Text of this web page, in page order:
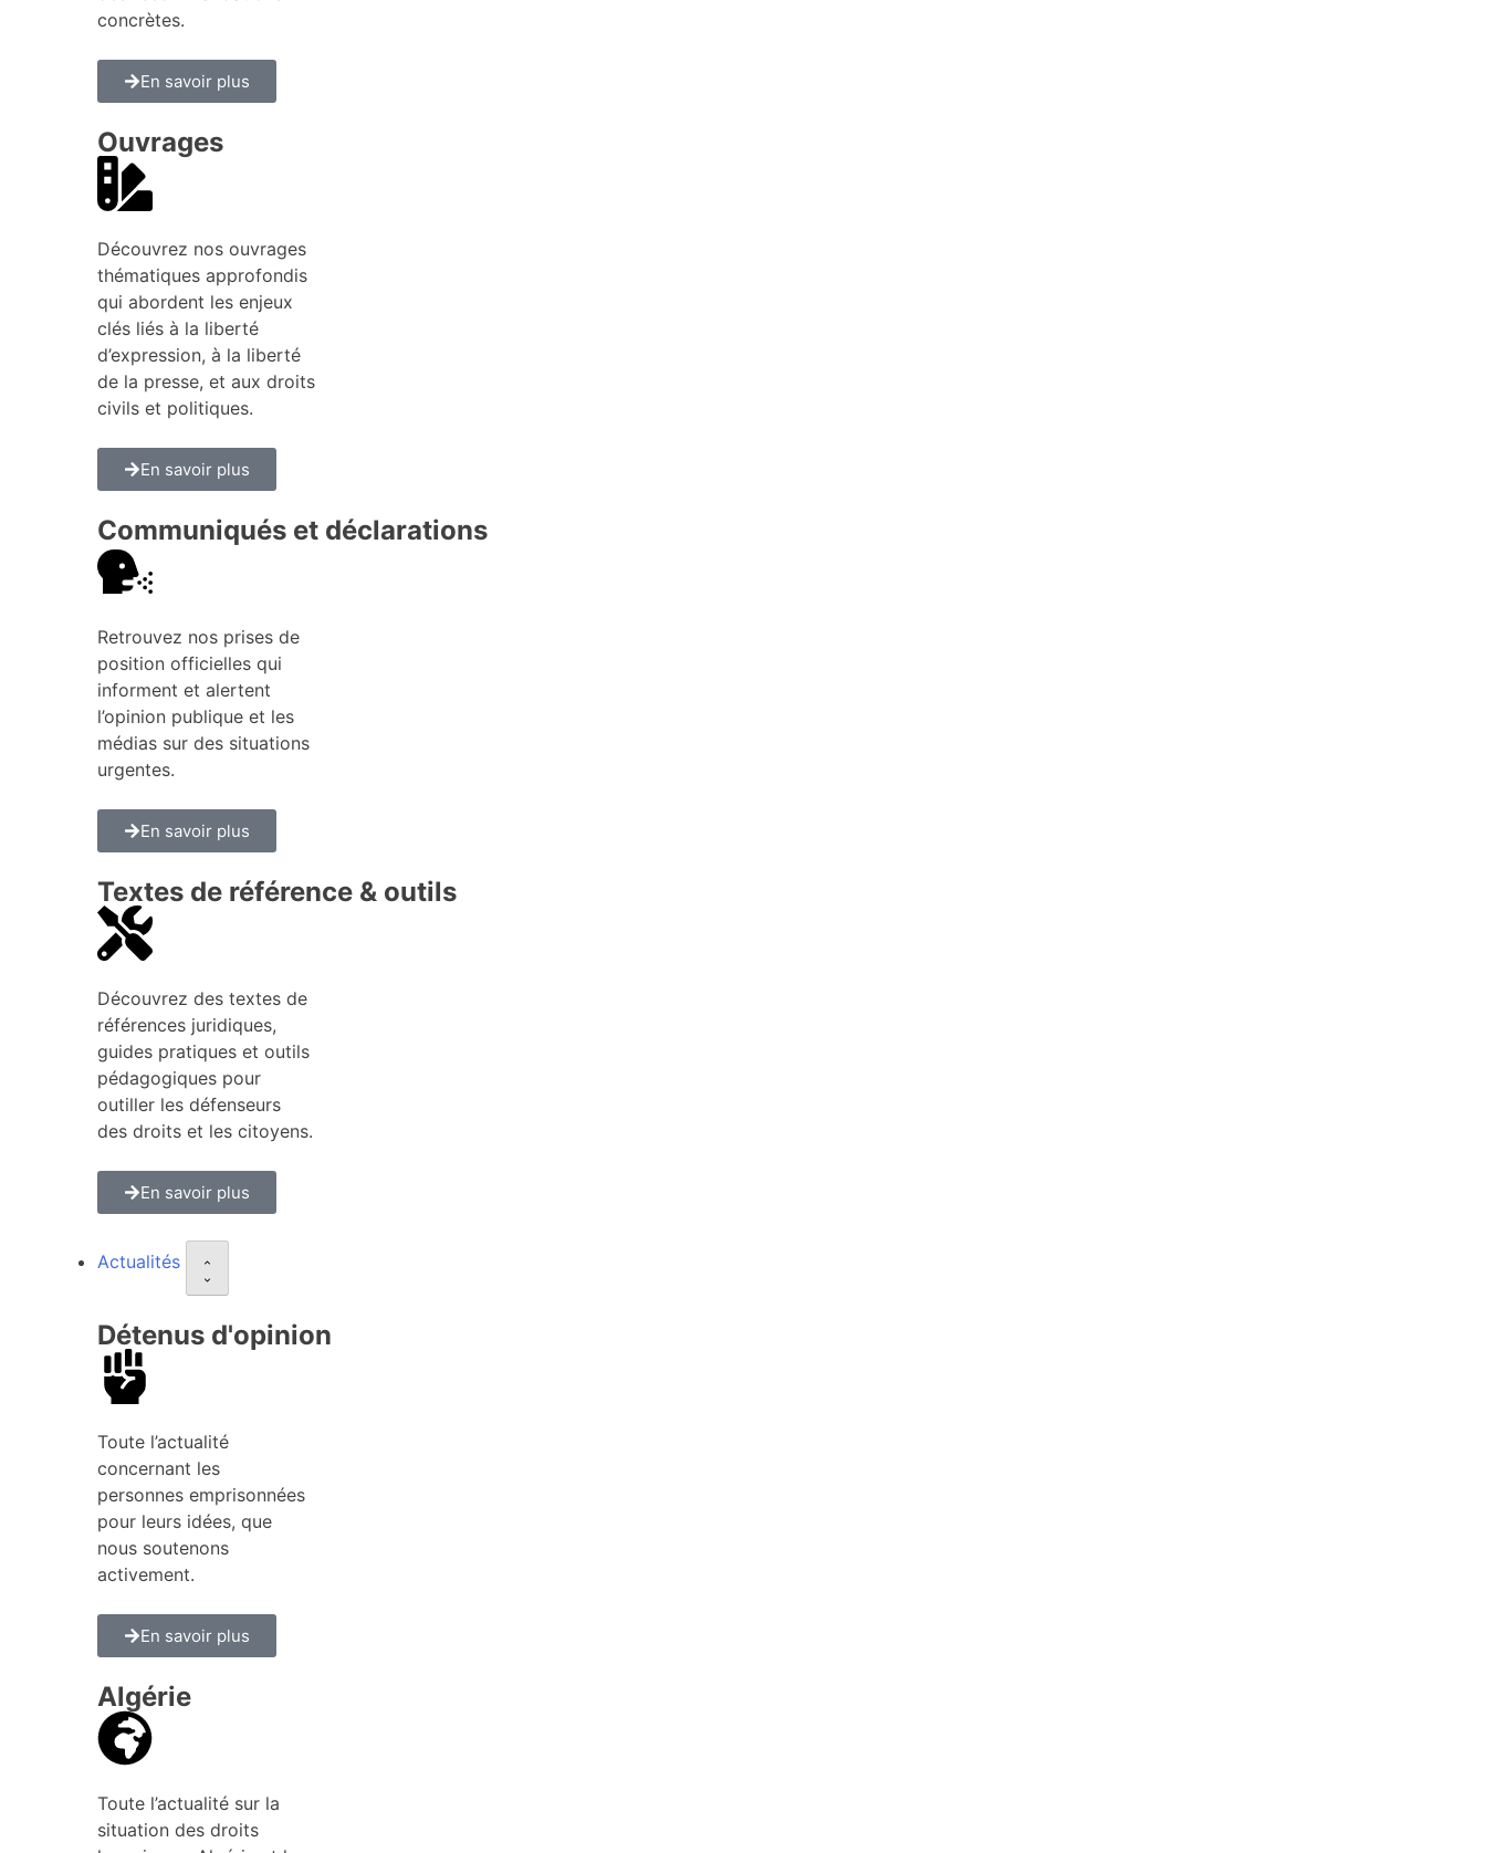
concrètes.
En savoir plus
Ouvrages
Découvrez nos ouvrages
thématiques approfondis
qui abordent les enjeux
clés liés à la liberté
d’expression, à la liberté
de la presse, et aux droits
civils et politiques.
En savoir plus
Communiqués et déclarations
Retrouvez nos prises de
position officielles qui
informent et alertent
l’opinion publique et les
médias sur des situations
urgentes.
En savoir plus
Textes de référence & outils
Découvrez des textes de
références juridiques,
guides pratiques et outils
pédagogiques pour
outiller les défenseurs
des droits et les citoyens.
En savoir plus
Actualités
Détenus d'opinion
Toute l’actualité
concernant les
personnes emprisonnées
pour leurs idées, que
nous soutenons
activement.
En savoir plus
Algérie
Toute l’actualité sur la
situation des droits